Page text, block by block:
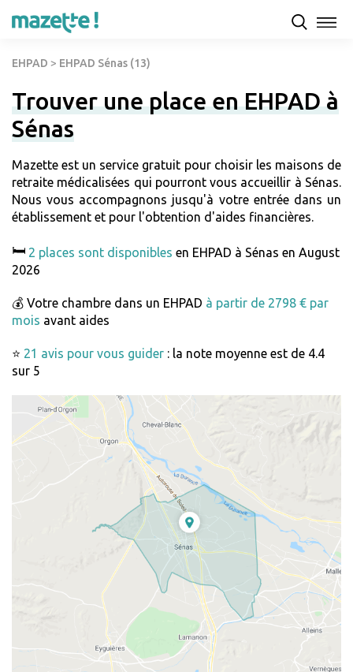
EHPAD > EHPAD Sénas (13)
Trouver une place en EHPAD à
Sénas
Mazette est un service gratuit pour choisir les maisons de
retraite médicalisées qui pourront vous accueillir à Sénas.
Nous vous accompagnons jusqu'à votre entrée dans un
établissement et pour l'obtention d'aides financières.
🛏️ 2 places sont disponibles en EHPAD à Sénas en August
2026
💰 Votre chambre dans un EHPAD à partir de 2798 € par
mois avant aides
⭐ 21 avis pour vous guider : la note moyenne est de 4.4
sur 5